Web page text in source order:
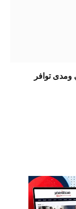
ومدى توافر